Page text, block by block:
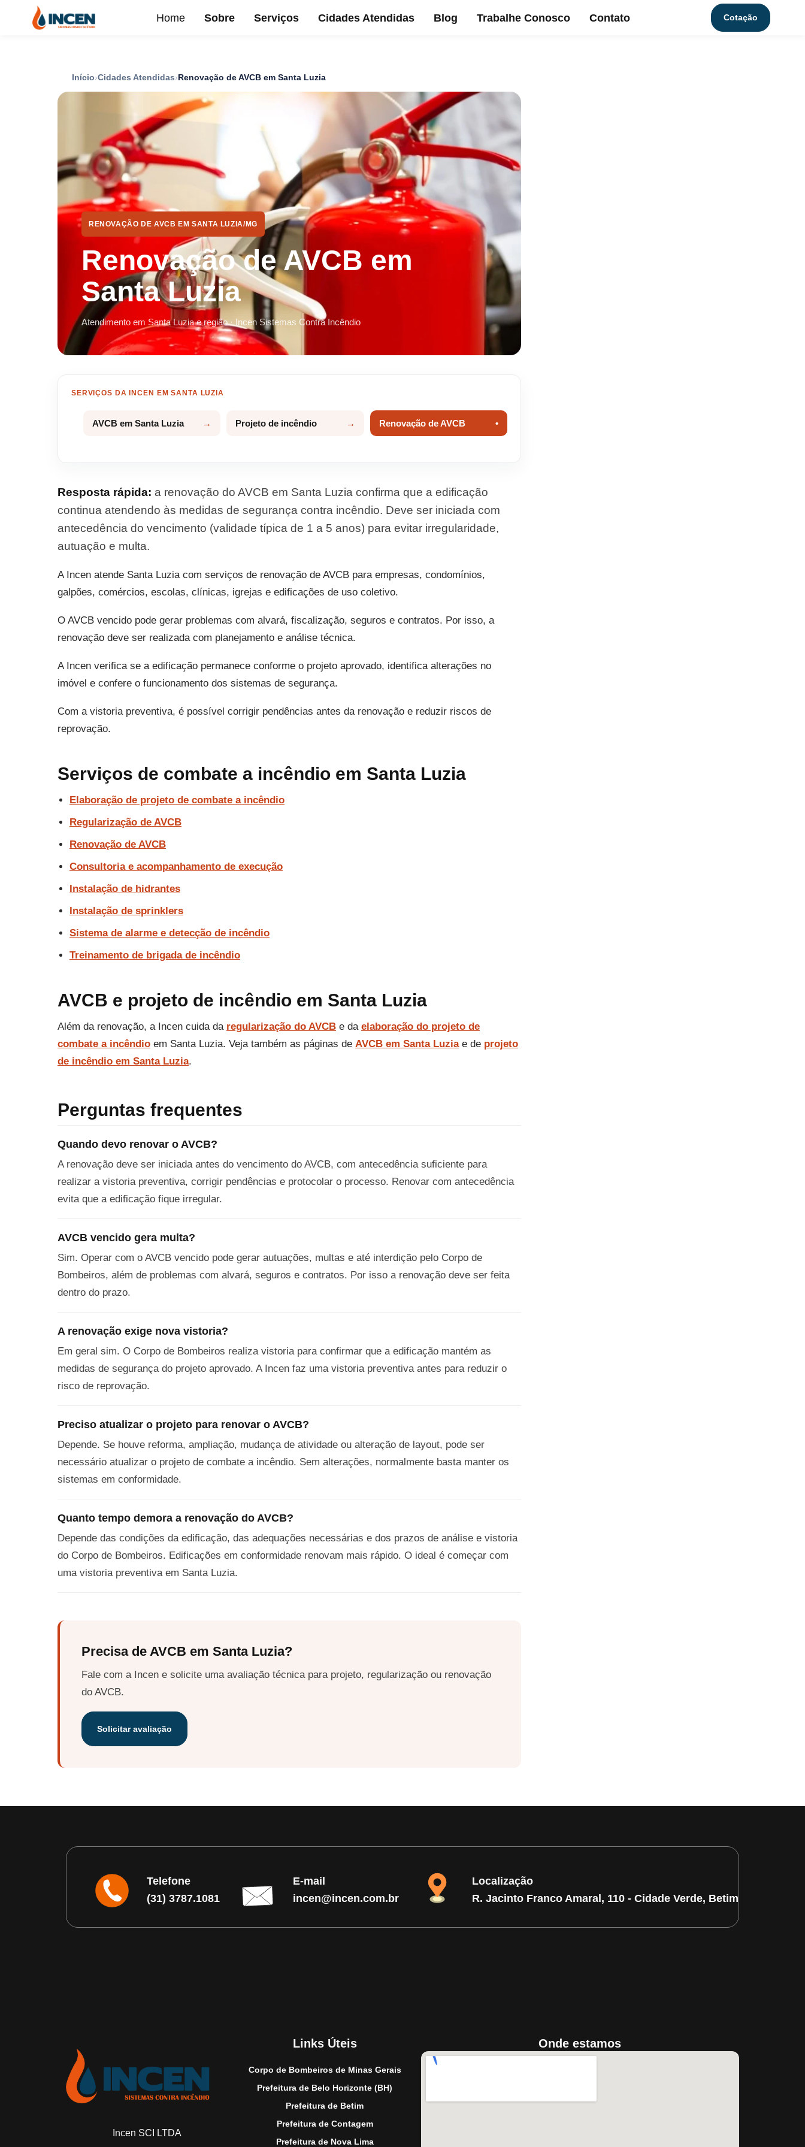
Home Sobre Serviços Cidades Atendidas Blog Trabalhe Conosco Contato Cotação
Início Cidades Atendidas Renovação de AVCB em Santa Luzia
RENOVAÇÃO DE AVCB EM SANTA LUZIA/MG
Renovação de AVCB em
Santa Luzia
Atendimento em Santa Luzia e região · Incen Sistemas Contra Incêndio
SERVIÇOS DA INCEN EM SANTA LUZIA
AVCB em Santa Luzia Projeto de incêndio Renovação de AVCB
Resposta rápida: a renovação do AVCB em Santa Luzia confirma que a edificação
continua atendendo às medidas de segurança contra incêndio. Deve ser iniciada com
antecedência do vencimento (validade típica de 1 a 5 anos) para evitar irregularidade,
autuação e multa.
A Incen atende Santa Luzia com serviços de renovação de AVCB para empresas, condomínios,
galpões, comércios, escolas, clínicas, igrejas e edificações de uso coletivo.
O AVCB vencido pode gerar problemas com alvará, fiscalização, seguros e contratos. Por isso, a
renovação deve ser realizada com planejamento e análise técnica.
A Incen verifica se a edificação permanece conforme o projeto aprovado, identifica alterações no
imóvel e confere o funcionamento dos sistemas de segurança.
Com a vistoria preventiva, é possível corrigir pendências antes da renovação e reduzir riscos de
reprovação.
Serviços de combate a incêndio em Santa Luzia
Elaboração de projeto de combate a incêndio
Regularização de AVCB
Renovação de AVCB
Consultoria e acompanhamento de execução
Instalação de hidrantes
Instalação de sprinklers
Sistema de alarme e detecção de incêndio
Treinamento de brigada de incêndio
AVCB e projeto de incêndio em Santa Luzia
Além da renovação, a Incen cuida da regularização do AVCB e da elaboração do projeto de
combate a incêndio em Santa Luzia. Veja também as páginas de AVCB em Santa Luziae de projeto
de incêndio em Santa Luzia.
Perguntas frequentes
Quando devo renovar o AVCB?
A renovação deve ser iniciada antes do vencimento do AVCB, com antecedência suficiente para
realizar a vistoria preventiva, corrigir pendências e protocolar o processo. Renovar com antecedência
evita que a edificação fique irregular.
AVCB vencido gera multa?
Sim. Operar com o AVCB vencido pode gerar autuações, multas e até interdição pelo Corpo de
Bombeiros, além de problemas com alvará, seguros e contratos. Por isso a renovação deve ser feita
dentro do prazo.
A renovação exige nova vistoria?
Em geral sim. O Corpo de Bombeiros realiza vistoria para confirmar que a edificação mantém as
medidas de segurança do projeto aprovado. A Incen faz uma vistoria preventiva antes para reduzir o
risco de reprovação.
Preciso atualizar o projeto para renovar o AVCB?
Depende. Se houve reforma, ampliação, mudança de atividade ou alteração de layout, pode ser
necessário atualizar o projeto de combate a incêndio. Sem alterações, normalmente basta manter os
sistemas em conformidade.
Quanto tempo demora a renovação do AVCB?
Depende das condições da edificação, das adequações necessárias e dos prazos de análise e vistoria
do Corpo de Bombeiros. Edificações em conformidade renovam mais rápido. O ideal é começar com
uma vistoria preventiva em Santa Luzia.
Precisa de AVCB em Santa Luzia?
Fale com a Incen e solicite uma avaliação técnica para projeto, regularização ou renovação
do AVCB.
Solicitar avaliação
Telefone
(31) 3787.1081
E-mail
incen@incen.com.br
Localização
R. Jacinto Franco Amaral, 110 - Cidade Verde, Betim/MG
Incen SCI LTDA
Links Úteis
Corpo de Bombeiros de Minas Gerais
Prefeitura de Belo Horizonte (BH)
Prefeitura de Betim
Prefeitura de Contagem
Prefeitura de Nova Lima
Onde estamos